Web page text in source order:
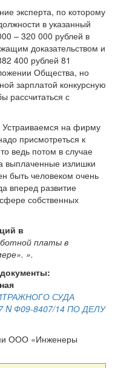
эксперта, по которому
в указанный
– 320 000 рублей в
доказательством и
400 рублей 81
Общества, но
зарплатой конкурсную
рассчитаться с
Устраиваемся на фирму
присмотреться к
ведь потом в случае
выплаченные излишки
быть человеком очень
вперед развитие
собственных
в
платы в
».
СУДА
N Ф09-8407/14 ПО ДЕЛУ
ООО «Инженеры